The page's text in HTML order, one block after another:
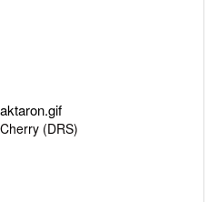
(DRS)